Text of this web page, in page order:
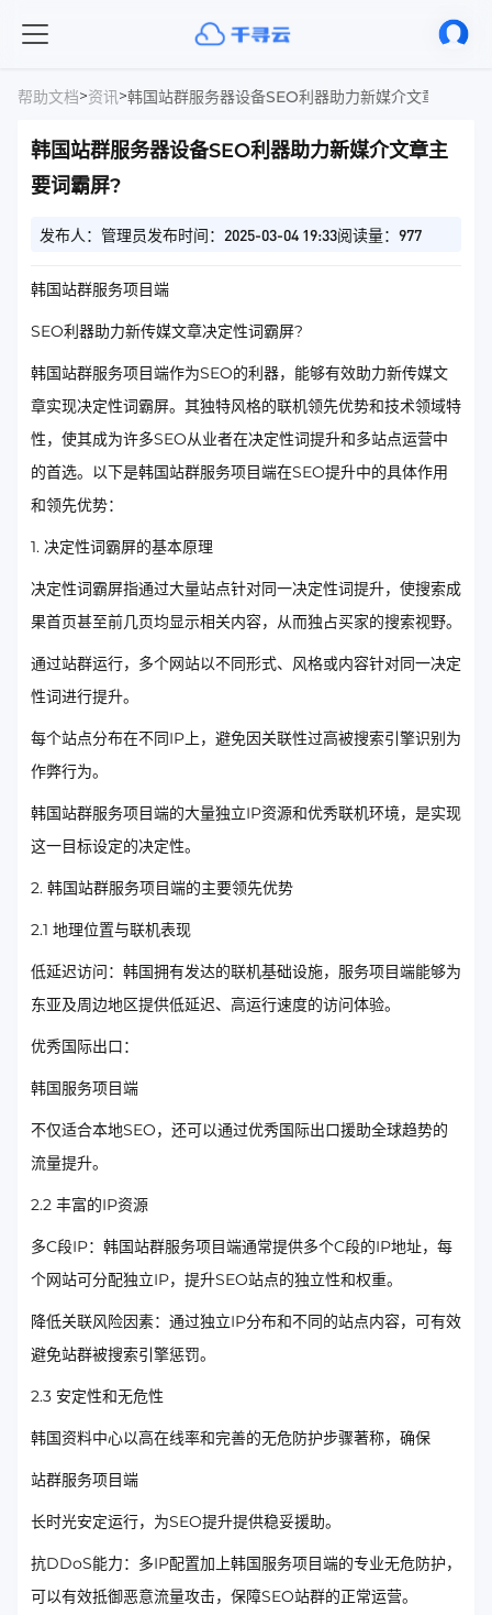
帮助文档>资讯>韩国站群服务器设备SEO利器助力新媒介文章主要词
韩国站群服务器设备SEO利器助力新媒介文章主
要词霸屏?
发布人：管理员发布时间：2025-03-04 19:33阅读量：977
韩国站群服务项目端
SEO利器助力新传媒文章决定性词霸屏?
韩国站群服务项目端作为SEO的利器，能够有效助力新传媒文
章实现决定性词霸屏。其独特风格的联机领先优势和技术领域特
性，使其成为许多SEO从业者在决定性词提升和多站点运营中
的首选。以下是韩国站群服务项目端在SEO提升中的具体作用
和领先优势：
1. 决定性词霸屏的基本原理
决定性词霸屏指通过大量站点针对同一决定性词提升，使搜索成
果首页甚至前几页均显示相关内容，从而独占买家的搜索视野。
通过站群运行，多个网站以不同形式、风格或内容针对同一决定
性词进行提升。
每个站点分布在不同IP上，避免因关联性过高被搜索引擎识别为
作弊行为。
韩国站群服务项目端的大量独立IP资源和优秀联机环境，是实现
这一目标设定的决定性。
2. 韩国站群服务项目端的主要领先优势
2.1 地理位置与联机表现
低延迟访问：韩国拥有发达的联机基础设施，服务项目端能够为
东亚及周边地区提供低延迟、高运行速度的访问体验。
优秀国际出口：
韩国服务项目端
不仅适合本地SEO，还可以通过优秀国际出口援助全球趋势的
流量提升。
2.2 丰富的IP资源
多C段IP：韩国站群服务项目端通常提供多个C段的IP地址，每
个网站可分配独立IP，提升SEO站点的独立性和权重。
降低关联风险因素：通过独立IP分布和不同的站点内容，可有效
避免站群被搜索引擎惩罚。
2.3 安定性和无危性
韩国资料中心以高在线率和完善的无危防护步骤著称，确保
站群服务项目端
长时光安定运行，为SEO提升提供稳妥援助。
抗DDoS能力：多IP配置加上韩国服务项目端的专业无危防护，
可以有效抵御恶意流量攻击，保障SEO站群的正常运营。